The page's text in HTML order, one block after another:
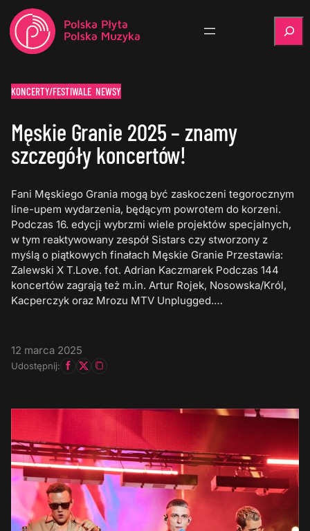
KONCERTY/FESTIWALE NEWSY
Męskie Granie 2025 – znamy
szczegóły koncertów!
Fani Męskiego Grania mogą być zaskoczeni tegorocznym
line-upem wydarzenia, będącym powrotem do korzeni.
Podczas 16. edycji wybrzmi wiele projektów specjalnych,
w tym reaktywowany zespół Sistars czy stworzony z
myślą o piątkowych finałach Męskie Granie Przestawia:
Zalewski X T.Love. fot. Adrian Kaczmarek Podczas 144
koncertów zagrają też m.in. Artur Rojek, Nosowska/Król,
Kacperczyk oraz Mrozu MTV Unplugged.…
12 marca 2025
Udostępnij: